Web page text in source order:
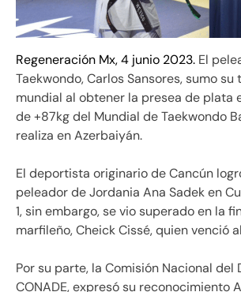
Regeneración Mx, 4 junio 2023. El
Taekwondo, Carlos Sansores, sumo
mundial al obtener la presea de plata
de +87kg del Mundial de Taekwondo
realiza en Azerbaiyán.
El deportista originario de Cancún
peleador de Jordania Ana Sadek en
1, sin embargo, se vio superado en la
marfileño, Cheick Cissé, quien venció
Por su parte, la Comisión Nacional del
CONADE, expresó su reconocimiento